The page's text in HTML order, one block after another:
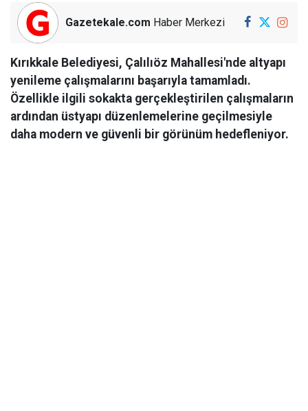
Gazetekale.com Haber Merkezi
Kırıkkale Belediyesi, Çalılıöz Mahallesi'nde altyapı
yenileme çalışmalarını başarıyla tamamladı.
Özellikle ilgili sokakta gerçekleştirilen çalışmaların
ardından üstyapı düzenlemelerine geçilmesiyle
daha modern ve güvenli bir görünüm hedefleniyor.